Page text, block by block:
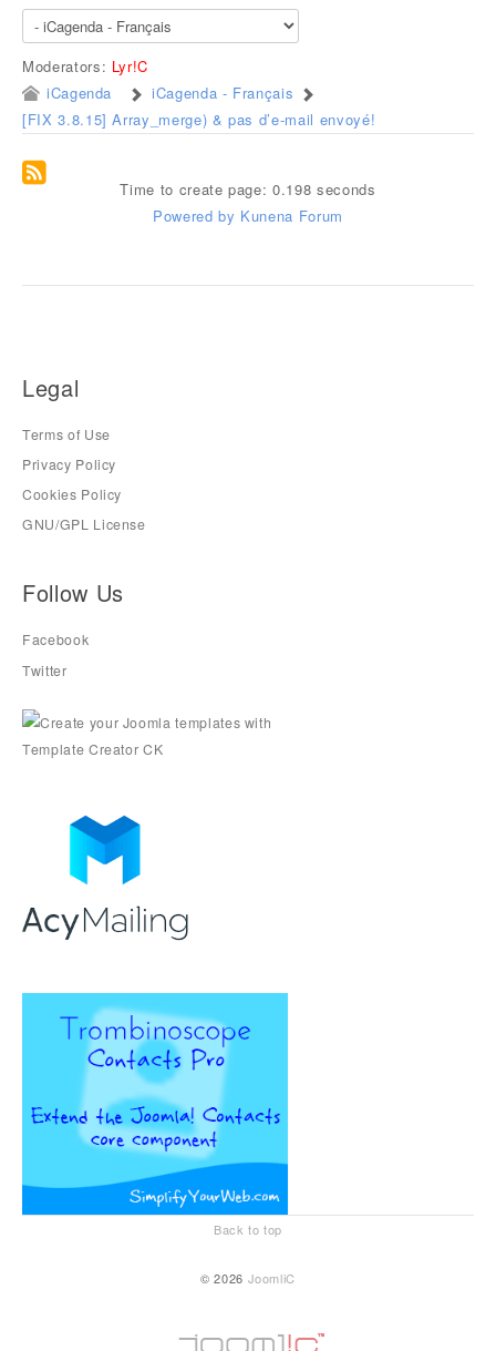
Moderators: Lyr!C
iCagenda
iCagenda - Français
[FIX 3.8.15] Array_merge) & pas d’e-mail envoyé!
Time to create page: 0.198 seconds
Powered by Kunena Forum
Legal
Terms of Use
Privacy Policy
Cookies Policy
GNU/GPL License
Follow Us
Facebook
Twitter
Back to top
© 2026 JoomliC